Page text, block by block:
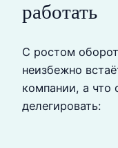
работать
С ростом
неизбежно
компании, а что
делегировать: